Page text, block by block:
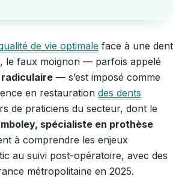
de vie optimale face à une dent
le faux moignon — parfois appelé
— s’est imposé comme
en restauration des dents
de praticiens du secteur, dont le
spécialiste en prothèse
à comprendre les enjeux
au suivi post-opératoire, avec des
métropolitaine en 2025.